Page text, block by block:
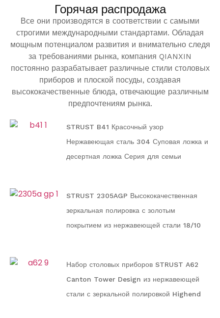
Горячая распродажа
Все они производятся в соответствии с самыми
строгими международными стандартами. Обладая
мощным потенциалом развития и внимательно следя
за требованиями рынка, компания QIANXIN
постоянно разрабатывает различные стили столовых
приборов и плоской посуды, создавая
высококачественные блюда, отвечающие различным
предпочтениям рынка.
STRUST B41 Красочный узор
Нержавеющая сталь 304 Суповая ложка и
десертная ложка Серия для семьи
STRUST 2305AGP Высококачественная
зеркальная полировка с золотым
покрытием из нержавеющей стали 18/10
Набор столовых приборов STRUST A62
Canton Tower Design из нержавеющей
стали с зеркальной полировкой Highend